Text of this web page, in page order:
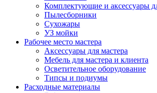
Комплектующие и аксессуары
Пылесборники
Сухожары
УЗ мойки
Рабочее место мастера
Аксессуары для мастера
Мебель для мастера и клиента
Осветительное оборудование
Типсы и подиумы
Расходные материалы